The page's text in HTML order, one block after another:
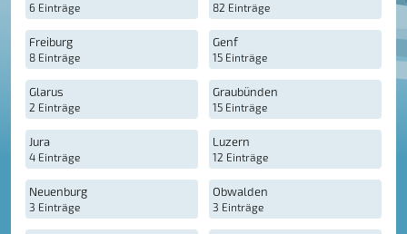
6 Einträge 82 Einträge
Freiburg
8 Einträge
Genf
15 Einträge
Glarus
2 Einträge
Graubünden
15 Einträge
Jura
4 Einträge
Luzern
12 Einträge
Neuenburg
3 Einträge
Obwalden
3 Einträge